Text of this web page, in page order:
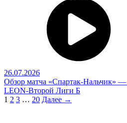
26.07.2026
Обзор матча «Спартак-Нальчик»
LEON-Второй Лиги Б
1 2 3 … 20 Далее →